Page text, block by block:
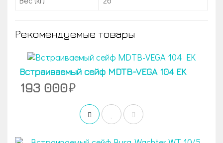
Рекомендуемые товары
Встраиваемый сейф MDTB-VEGA 104 EK
193 000